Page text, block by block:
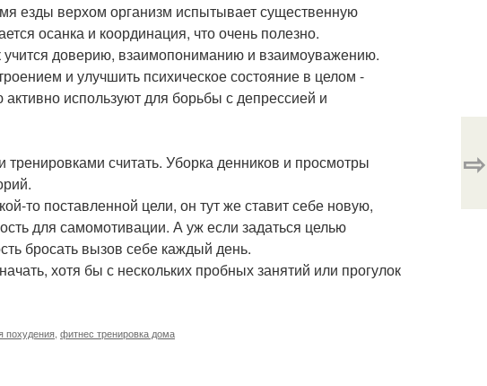
езды верхом организм испытывает существенную
осанка и координация, что очень полезно.
доверию, взаимопониманию и взаимоуважению.
и улучшить психическое состояние в целом -
используют для борьбы с депрессией и
считать. Уборка денников и просмотры
то поставленной цели, он тут же ставит себе новую,
для самомотивации. А уж если задаться целью
бросать вызов себе каждый день.
хотя бы с нескольких пробных занятий или прогулок
похудения фитнес тренировка дома
⇨